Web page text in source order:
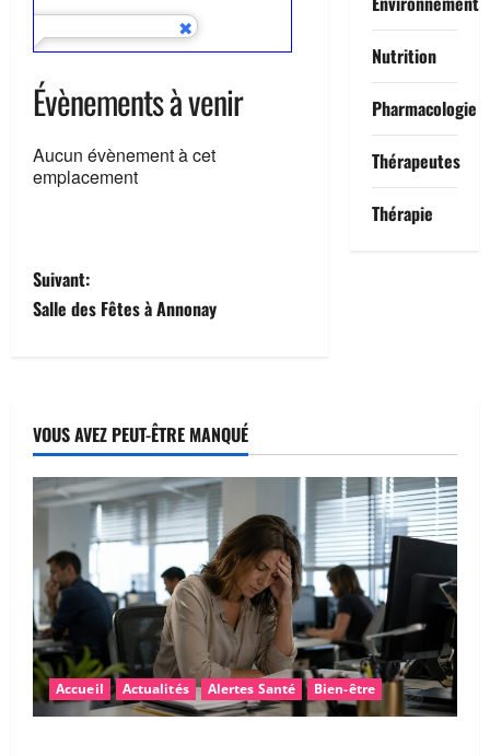
Évènements à venir
Aucun évènement à cet
emplacement
N
a
i
g
a
t
i
o
n
Suivant:
Salle des Fêtes à Annonay
Nutrition
Pharmacologie
Thérapeutes
Thérapie
VOUS AVEZ PEUT-ÊTRE MANQUÉ
Accueil Actualités Alertes Santé Bien-être